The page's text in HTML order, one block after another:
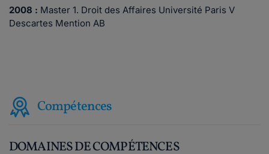
2008 : Master 1. Droit des Affaires Université Paris V
Descartes Mention AB
Compétences
DOMAINES DE COMPÉTENCES